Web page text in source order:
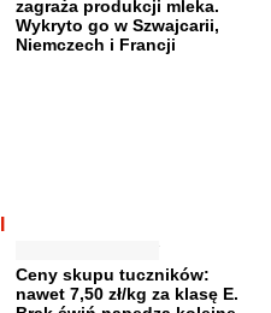
zagraża produkcji mleka.
Wykryto go w Szwajcarii,
Niemczech i Francji
Ceny skupu tuczników:
nawet 7,50 zł/kg za klasę E.